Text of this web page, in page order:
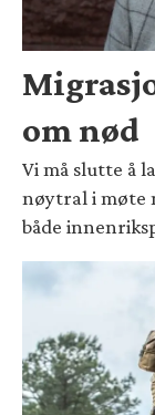
om nød
Vi må slutte å
nøytral i møte
både